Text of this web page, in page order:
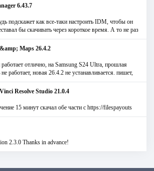
6.43.7
подскажет как все-таки настроить IDM, чтобы он
бы скачивать через короткое время. А то не раз
Maps 26.4.2
отлично, на Samsung S24 Ultra, прошлая
работает, новая 26.4.2 не устанавливается. пишет,
Resolve Studio 21.0.4
15 минут скачал обе части с https://filespayouts
2.3.0 Thanks in advance!